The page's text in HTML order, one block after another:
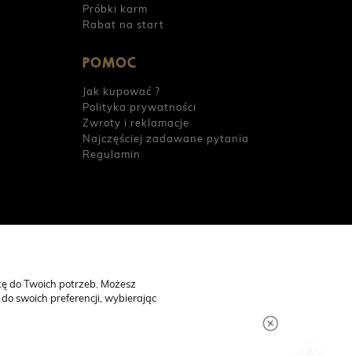
Próbki karm
Rabat na start
POMOC
Jak kupować ?
Polityka prywatności
Zwroty i reklamacje
Najczęściej zadawane pytania
Regulamin
do Twoich potrzeb. Możesz
swoich preferencji, wybierając